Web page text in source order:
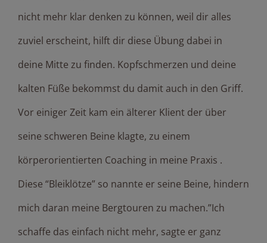
nicht mehr klar denken zu können, weil dir alles
zuviel erscheint, hilft dir diese Übung dabei in
deine Mitte zu finden. Kopfschmerzen und deine
kalten Füße bekommst du damit auch in den Griff.
Vor einiger Zeit kam ein älterer Klient der über
seine schweren Beine klagte, zu einem
körperorientierten Coaching in meine Praxis .
Diese “Bleiklötze” so nannte er seine Beine, hindern
mich daran meine Bergtouren zu machen.”Ich
schaffe das einfach nicht mehr, sagte er ganz